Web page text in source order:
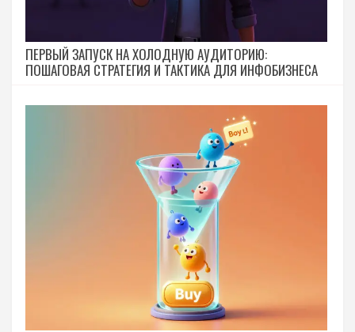
ПЕРВЫЙ ЗАПУСК НА ХОЛОДНУЮ АУДИТОРИЮ:
ПОШАГОВАЯ СТРАТЕГИЯ И ТАКТИКА ДЛЯ ИНФОБИЗНЕСА